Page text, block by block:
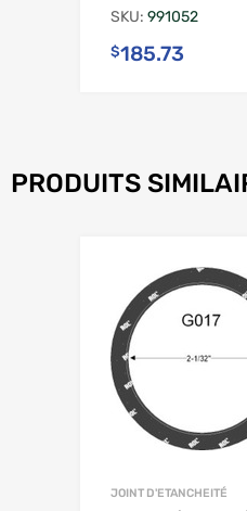
SKU: 991052
$185.73
PRODUITS
JOINT D'ETANCHEITÉ